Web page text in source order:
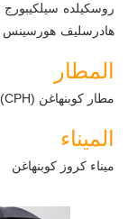
روسكيلده سيلكيبورج
هادرسليف هورسينس
المطار
مطار كوبنهاغن (CPH)
الميناء
ميناء كروز كوبنهاغن